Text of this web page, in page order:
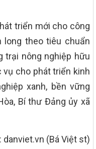
triển mới cho công
long theo tiêu chuẩn
trại nông nghiệp hữu
cho phát triển kinh
xanh, bền vững
Bí thư Đảng ủy xã
danviet.vn (Bá Việt st)